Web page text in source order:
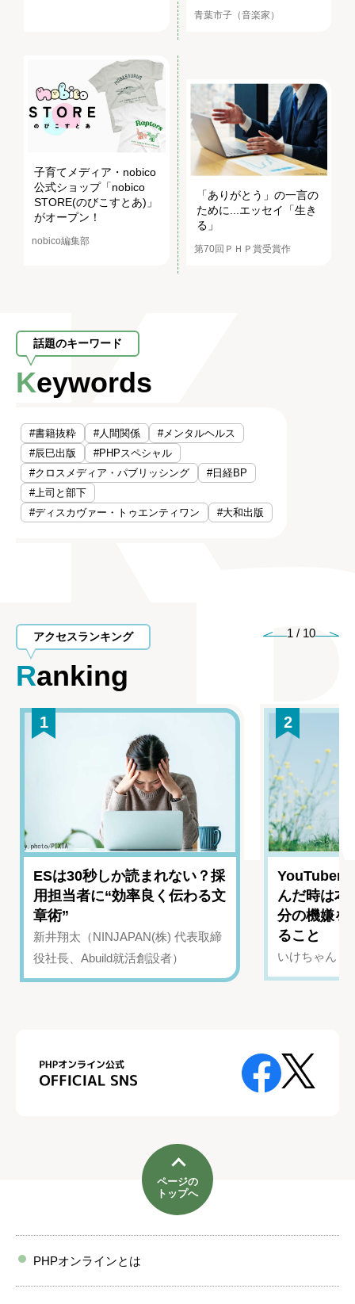
青葉市子（音楽家）
子育てメディア・nobico
公式ショップ「nobico
STORE(のびこすとあ)」
がオープン！
nobico編集部
「ありがとう」の一言の
ために...エッセイ「生き
る」
第70回ＰＨＰ賞受賞作
話題のキーワード
Keywords
#書籍抜粋 #人間関係
#メンタルヘルス
#辰巳出版
#PHPスペシャル
#クロスメディア・パブリッシング
#日経BP
#上司と部下
#ディスカヴァー・トゥエンティワン
#大和出版
アクセスランキング
Ranking
1 / 10
1
ESは30秒しか読まれない？採
用担当者に“効率良く伝わる文
章術”
新井翔太（NINJAPAN(株) 代表取締
役社長、Abuild就活創設者）
2
YouTuber
んだ時は
分の機嫌を
ること
いけちゃん（
ページの
トップへ
PHPオンラインとは